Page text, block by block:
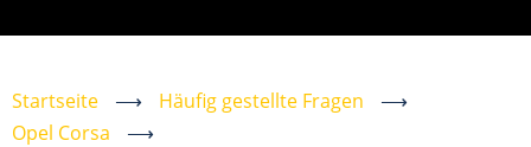
Startseite ⟶ Häufig gestellte Fragen
⟶
Opel Corsa
⟶